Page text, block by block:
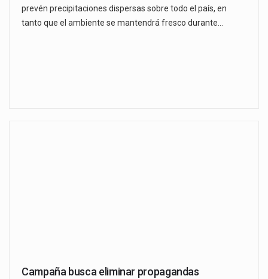
prevén precipitaciones dispersas sobre todo el país, en
tanto que el ambiente se mantendrá fresco durante…
Campaña busca eliminar propagandas